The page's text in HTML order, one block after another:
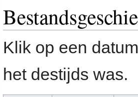
Klik op een
het destijds was.